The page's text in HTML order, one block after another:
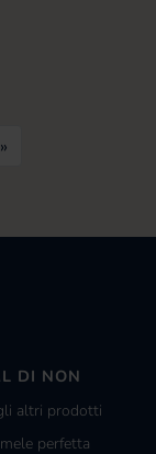
»
DI NON
altri prodotti
perfetta